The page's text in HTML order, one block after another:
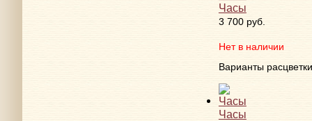
Часы
3 700 руб.
Нет в наличии
Варианты расцветки
Часы